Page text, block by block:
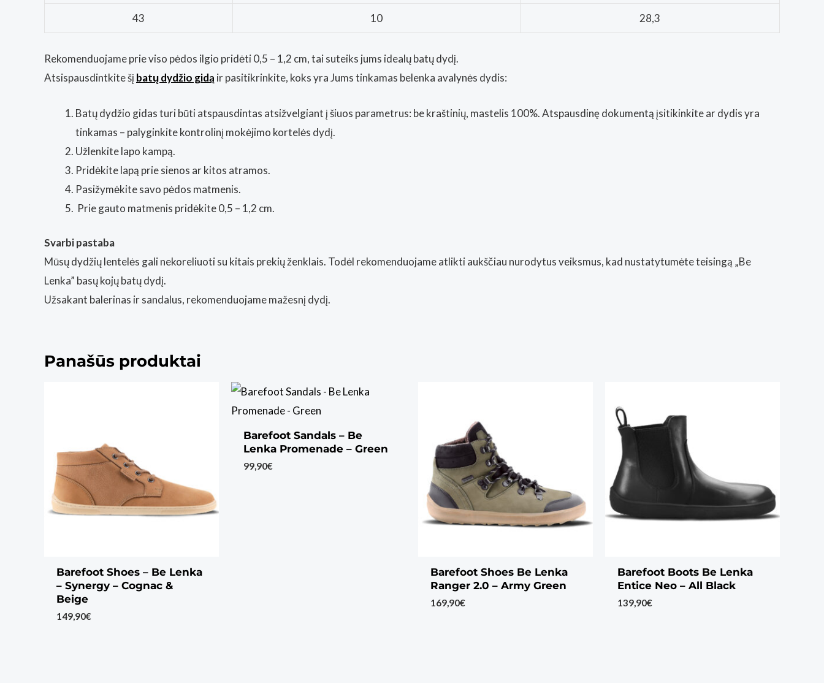
43 10 28,3
Rekomenduojame prie viso pėdos ilgio pridėti 0,5 – 1,2 cm, tai suteiks jums idealų batų dydį.
Atsispausdintkite šį batų dydžio gidą ir pasitikrinkite, koks yra Jums tinkamas belenka avalynės dydis:
Batų dydžio gidas turi būti atspausdintas atsižvelgiant į šiuos parametrus: be kraštinių, mastelis 100%. Atspausdinę dokumentą įsitikinkite ar dydis yra
tinkamas – palyginkite kontrolinį mokėjimo kortelės dydį.
Užlenkite lapo kampą.
Pridėkite lapą prie sienos ar kitos atramos.
Pasižymėkite savo pėdos matmenis.
Prie gauto matmenis pridėkite 0,5 – 1,2 cm.
Svarbi pastaba
Mūsų dydžių lentelės gali nekoreliuoti su kitais prekių ženklais. Todėl rekomenduojame atlikti aukščiau nurodytus veiksmus, kad nustatytumėte teisingą „Be
Lenka” basų kojų batų dydį.
Užsakant balerinas ir sandalus, rekomenduojame mažesnį dydį.
Panašūs produktai
Barefoot Shoes – Be Lenka
– Synergy – Cognac &
Beige
149,90€
Barefoot Sandals – Be
Lenka Promenade – Green
99,90€
Barefoot Shoes Be Lenka
Ranger 2.0 – Army Green
169,90€
Barefoot Boots Be Lenka
Entice Neo – All Black
139,90€